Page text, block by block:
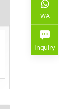
WA
Inquiry